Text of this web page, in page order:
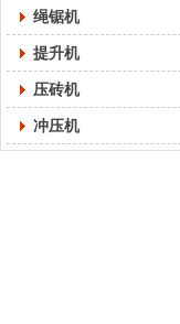
绳锯机
提升机
压砖机
冲压机